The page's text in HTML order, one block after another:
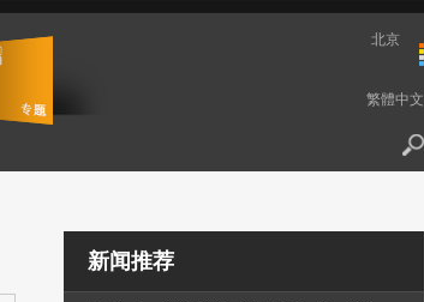
北京
繁體中文
新闻推荐